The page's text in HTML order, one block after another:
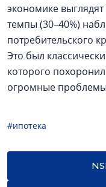
экономике
темпы (30–40%)
потребительского
Это был
которого
огромные
#ипотека